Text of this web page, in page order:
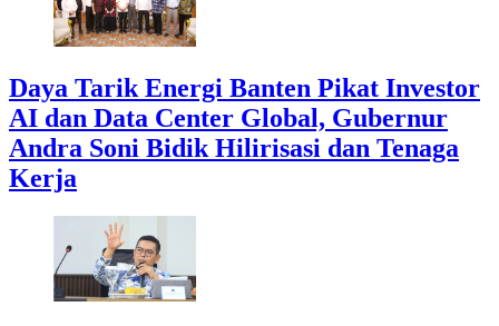
Daya Tarik Energi Banten Pikat Investor
AI dan Data Center Global, Gubernur
Andra Soni Bidik Hilirisasi dan Tenaga
Kerja